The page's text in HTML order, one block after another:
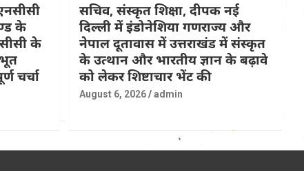
के
के
चर्चा
सचिव, संस्कृत शिक्षा, दीपक नई
दिल्ली में इंडोनेशिया गणराज्य और
नेपाल दूतावास में उत्तराखंड में संस्कृत
के उत्थान और भारतीय ज्ञान के बढ़ावे
को लेकर शिष्टाचार भेंट की
August 6, 2026 admin